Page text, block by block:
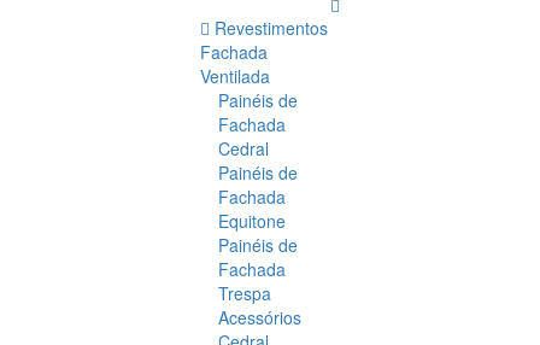
Revestimentos
Fachada
Ventilada
Painéis de
Fachada
Cedral
Painéis de
Fachada
Equitone
Painéis de
Fachada
Trespa
Acessórios